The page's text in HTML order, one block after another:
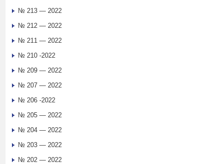
№ 213 — 2022
№ 212 — 2022
№ 211 — 2022
№ 210 -2022
№ 209 — 2022
№ 207 — 2022
№ 206 -2022
№ 205 — 2022
№ 204 — 2022
№ 203 — 2022
№ 202 — 2022